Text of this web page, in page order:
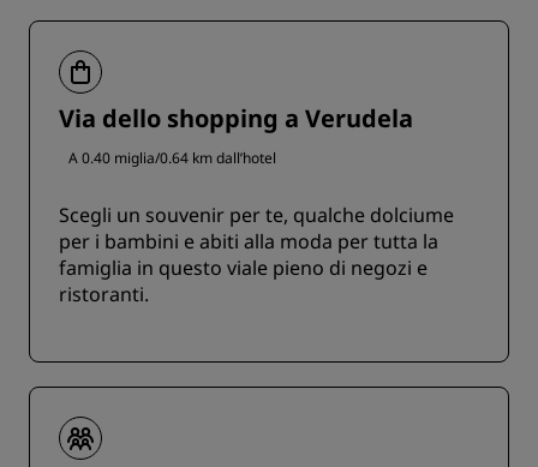
Via dello shopping a Verudela
A 0.40 miglia/0.64 km dall’hotel
Scegli un souvenir per te, qualche dolciume
per i bambini e abiti alla moda per tutta la
famiglia in questo viale pieno di negozi e
ristoranti.